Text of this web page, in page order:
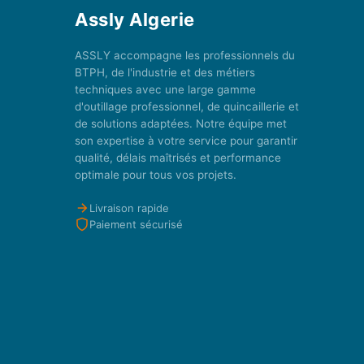
Assly Algerie
ASSLY accompagne les professionnels du
BTPH, de l'industrie et des métiers
techniques avec une large gamme
d'outillage professionnel, de quincaillerie et
de solutions adaptées. Notre équipe met
son expertise à votre service pour garantir
qualité, délais maîtrisés et performance
optimale pour tous vos projets.
Livraison rapide
Paiement sécurisé